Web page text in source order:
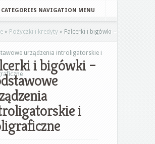
CATEGORIES NAVIGATION MENU
» Pożyczki i kredyty » Falcerki i bigówki –
urządzenia introligatorskie i
i bigówki –
i